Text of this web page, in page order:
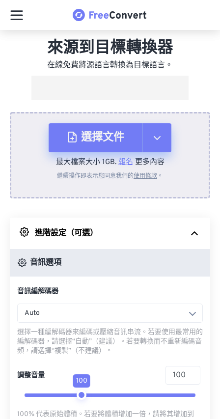
來源到目標轉換器
在線免費將源語言轉換為目標語言。
選擇文件
來自裝置
來自 Google 雲端硬碟
最大檔案大小 1GB.報名更多內容
繼續操作即表示您同意我們的使用條款 。
進階設定（可選）
音訊選項
音訊編解碼器
Auto
選擇一種編解碼器來編碼或壓縮音訊串流。若要使用最常用的
編解碼器，請選擇“自動”（建議）。若要轉換而不重新編碼音
頻，請選擇“複製”（不建議）。
調整音量
100
100% 代表原始體積。若要將體積增加一倍，請將其增加到